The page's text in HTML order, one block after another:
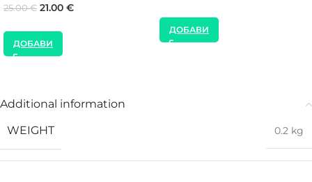
25.00€ 21.00 €
ДОБАВИ
ДОБАВИ
Additional information
WEIGHT
0.2 kg